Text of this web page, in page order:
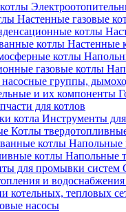
Настенные газовые
Настенные
для котлов
Инструменты для
Котлы
Напольные
Напольные
насосы